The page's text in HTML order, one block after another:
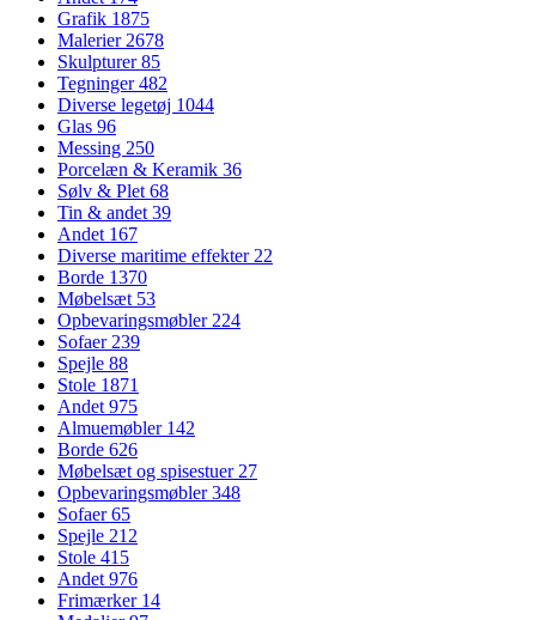
Grafik 1875
Malerier2678
Skulpturer85
Tegninger482
Diverse legetøj 1044
Glas 96
Messing 250
Porcelæn & Keramik 36
Sølv & Plet68
Tin & andet39
Andet 167
Diverse maritime effekter22
Borde 1370
Møbelsæt 53
Opbevaringsmøbler224
Sofaer239
Spejle 88
Stole 1871
Andet975
Almuemøbler 142
Borde 626
Møbelsæt og spisestuer27
Opbevaringsmøbler348
Sofaer65
Spejle 212
Stole 415
Andet976
Frimærker 14